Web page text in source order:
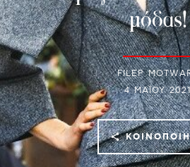
μόδας!
FILEP
4 ΜΑΪ́ΟΥ